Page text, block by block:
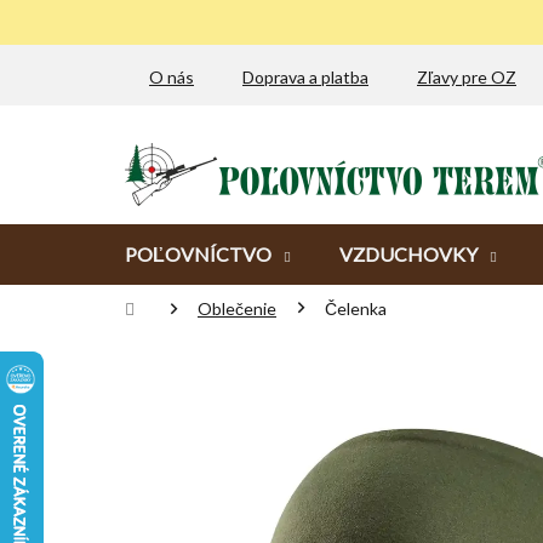
O nás Doprava a platba Zľavy pre OZ
POĽOVNÍCTVO VZDUCHOVKY
DomovOblečenie Čelenka